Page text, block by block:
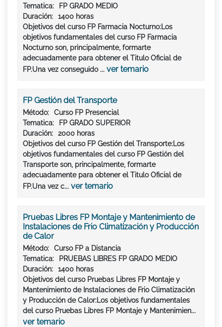
Tematica:
FP GRADO MEDIO
Duración:
1400 horas
Objetivos del curso FP Farmacia Nocturno:Los
objetivos fundamentales del curso FP Farmacia
Nocturno son, principalmente, formarte
adecuadamente para obtener el Titulo Oficial de
FP.Una vez conseguido ... ver temario
FP Gestión del Transporte
Método:
Curso FP Presencial
Tematica:
FP GRADO SUPERIOR
Duración:
2000 horas
Objetivos del curso FP Gestión del Transporte:Los
objetivos fundamentales del curso FP Gestión del
Transporte son, principalmente, formarte
adecuadamente para obtener el Titulo Oficial de
FP.Una vez c... ver temario
Pruebas Libres FP Montaje y Mantenimiento de
Instalaciones de Frio Climatización y Producción
de Calor
Método:
Curso FP a Distancia
Tematica:
PRUEBAS LIBRES FP GRADO MEDIO
Duración:
1400 horas
Objetivos del curso Pruebas Libres FP Montaje y
Mantenimiento de Instalaciones de Frio Climatización
y Producción de Calor:Los objetivos fundamentales
del curso Pruebas Libres FP Montaje y Mantenimien...
ver temario